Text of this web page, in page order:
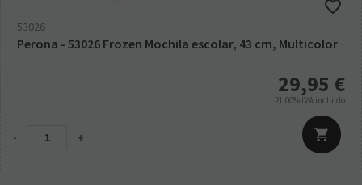
53026
Perona - 53026 Frozen Mochila escolar, 43 cm, Multicolor
29,95 €
21.00% IVA incluido
- +